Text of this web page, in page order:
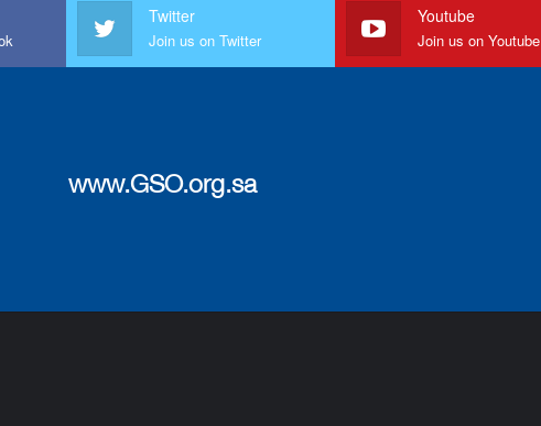
Twitter
Join us on Twitter
Youtube
Join us on Youtube
www.GSO.org.sa